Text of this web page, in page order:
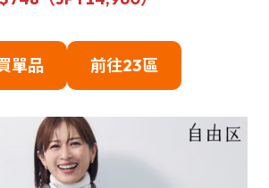
單品 前往23區